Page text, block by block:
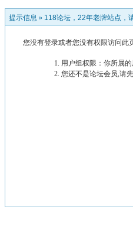
提示信息 » 118论坛，22年老牌站点，
您没有登录或者您没有权限访问此
用户组权限：你所属
您还不是论坛会员,请